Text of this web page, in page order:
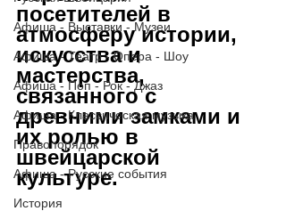
Афиша - Выставки - Музеи
Афиша - Театр - Опера - Шоу
Афиша - Поп - Рок - Джаз
Афиша - Классическая музыка
Правопорядок
Афиша - Русские события
История
посетителей в
атмосферу истории,
искусства и
мастерства,
связанного с
древними замками и
их ролью в
швейцарской
культуре.